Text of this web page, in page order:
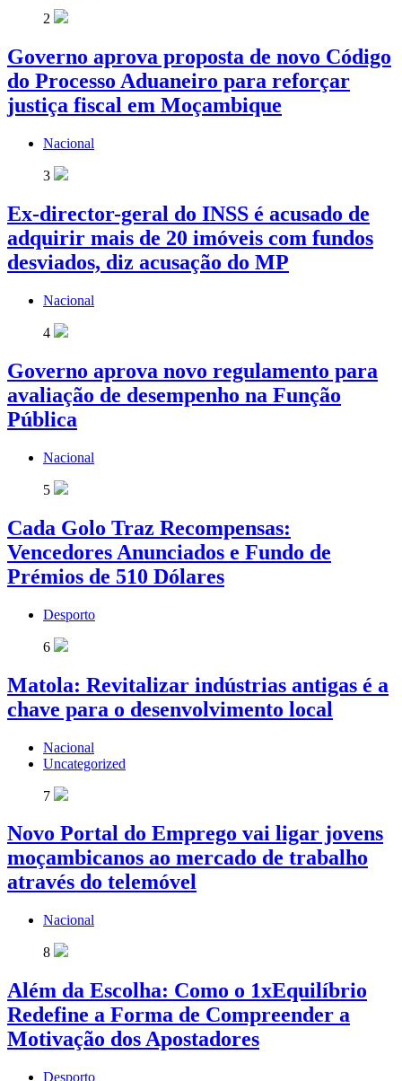
2
Governo aprova proposta de novo Código
do Processo Aduaneiro para reforçar
justiça fiscal em Moçambique
Nacional
3
Ex-director-geral do INSS é acusado de
adquirir mais de 20 imóveis com fundos
desviados, diz acusação do MP
Nacional
4
Governo aprova novo regulamento para
avaliação de desempenho na Função
Pública
Nacional
5
Cada Golo Traz Recompensas:
Vencedores Anunciados e Fundo de
Prémios de 510 Dólares
Desporto
6
Matola: Revitalizar indústrias antigas é a
chave para o desenvolvimento local
Nacional
Uncategorized
7
Novo Portal do Emprego vai ligar jovens
moçambicanos ao mercado de trabalho
através do telemóvel
Nacional
8
Além da Escolha: Como o 1xEquilíbrio
Redefine a Forma de Compreender a
Motivação dos Apostadores
Desporto